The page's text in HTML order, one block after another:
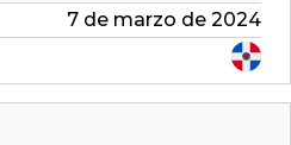
7 de marzo de 2024